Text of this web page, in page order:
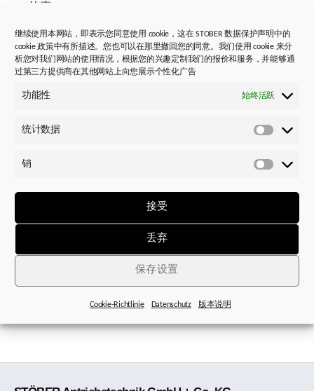
继续使用本网站，即表示您同意使用 cookie，这在 STOBER 数据保护声明中的
cookie 政策中有所描述。您也可以在那里撤回您的同意。我们使用 cookie 来分
析您对我们网站的使用情况，根据您的兴趣定制我们的报价和服务，并能够通
过第三方提供商在其他网站上向您展示个性化广告
功能性 始终活跃
统计数据
数
销
接受
丢弃
保存设置
Cookie-Richtlinie Datenschutz 版本说明
网站www.stoeber.de
我们在驱动技术领域的解决方案:STOBER 产品和
解决方案
法律形式：
注册法院 Mannheim HRA 502800
营业税识别号：
注册法院 Mannheim HRB 501549
企业管理者：